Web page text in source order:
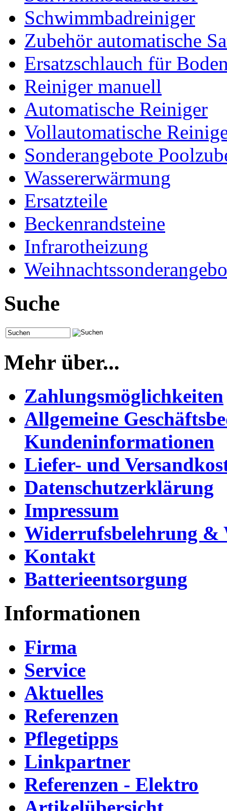
Schwimmbadreiniger
Zubehör automatische
Ersatzschlauch für
Reiniger manuell
Automatische Reiniger
Vollautomatische
Sonderangebote
Wassererwärmung
Ersatzteile
Beckenrandsteine
Infrarotheizung
Suche
Mehr über...
Zahlungsmöglichkeiten
Allgemeine
Kundeninformationen
Liefer- und
Datenschutzerklärung
Impressum
Widerrufsbelehrung
Kontakt
Batterieentsorgung
Informationen
Firma
Service
Aktuelles
Referenzen
Pflegetipps
Linkpartner
Referenzen - Elektro